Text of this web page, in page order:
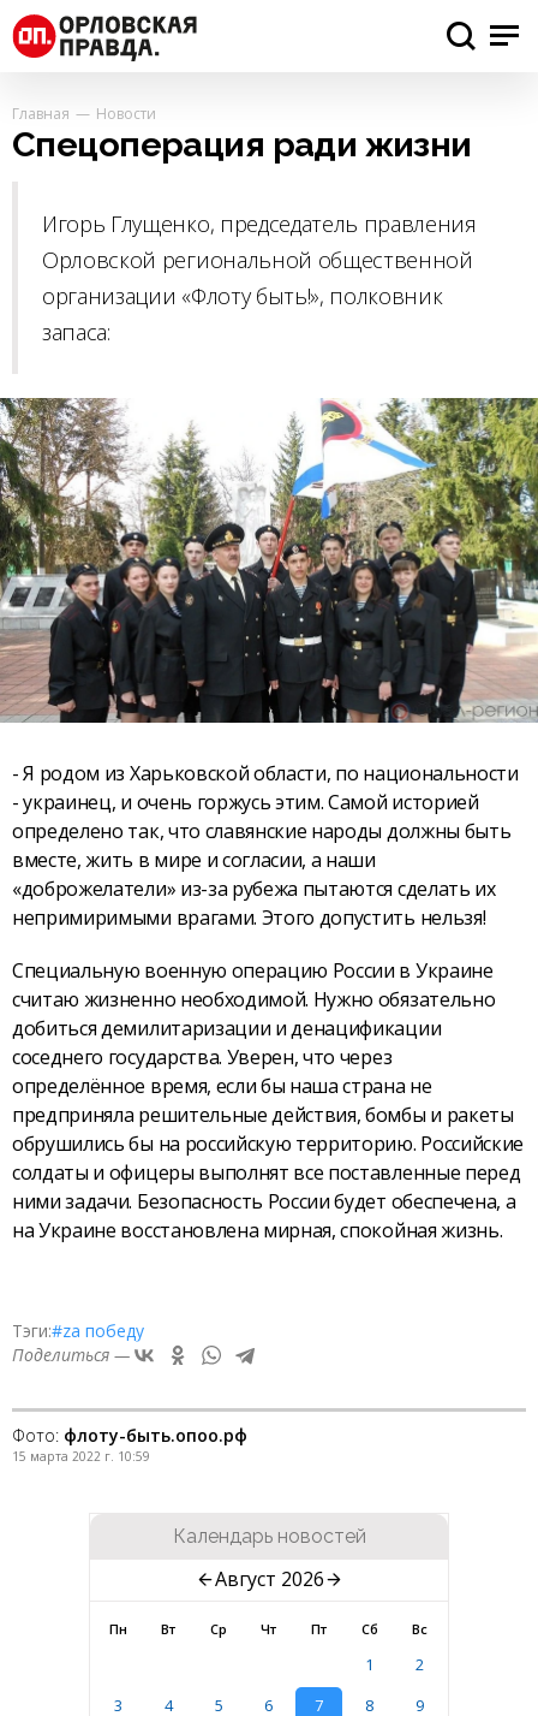
Главная Новости
Спецоперация ради жизни
Игорь Глущенко, председатель правления
Орловской региональной общественной
организации «Флоту быть!», полковник
запаса:
- Я родом из Харьковской области, по национальности
- украинец, и очень горжусь этим. Самой историей
определено так, что славянские народы должны быть
вместе, жить в мире и согласии, а наши
«доброжелатели» из-за рубежа пытаются сделать их
непримиримыми врагами. Этого допустить нельзя!
Специальную военную операцию России в Украине
считаю жизненно необходимой. Нужно обязательно
добиться демилитаризации и денацификации
соседнего государства. Уверен, что через
определённое время, если бы наша страна не
предприняла решительные действия, бомбы и ракеты
обрушились бы на российскую территорию. Российские
солдаты и офицеры выполнят все поставленные перед
ними задачи. Безопасность России будет обеспечена, а
на Украине восстановлена мирная, спокойная жизнь.
Тэги:#zа победу
Поделиться —
Фото: флоту-быть.опоо.рф
15 марта 2022 г. 10:59
Календарь новостей
Август 2026
Пн Вт Ср Чт Пт Сб Вс
1
2
3
4 5 6 7 8
9